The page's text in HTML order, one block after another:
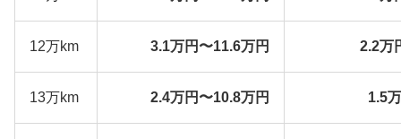
12万km 3.1万円〜11.6万円 2.2万
13万km 2.4万円〜10.8万円 1.5